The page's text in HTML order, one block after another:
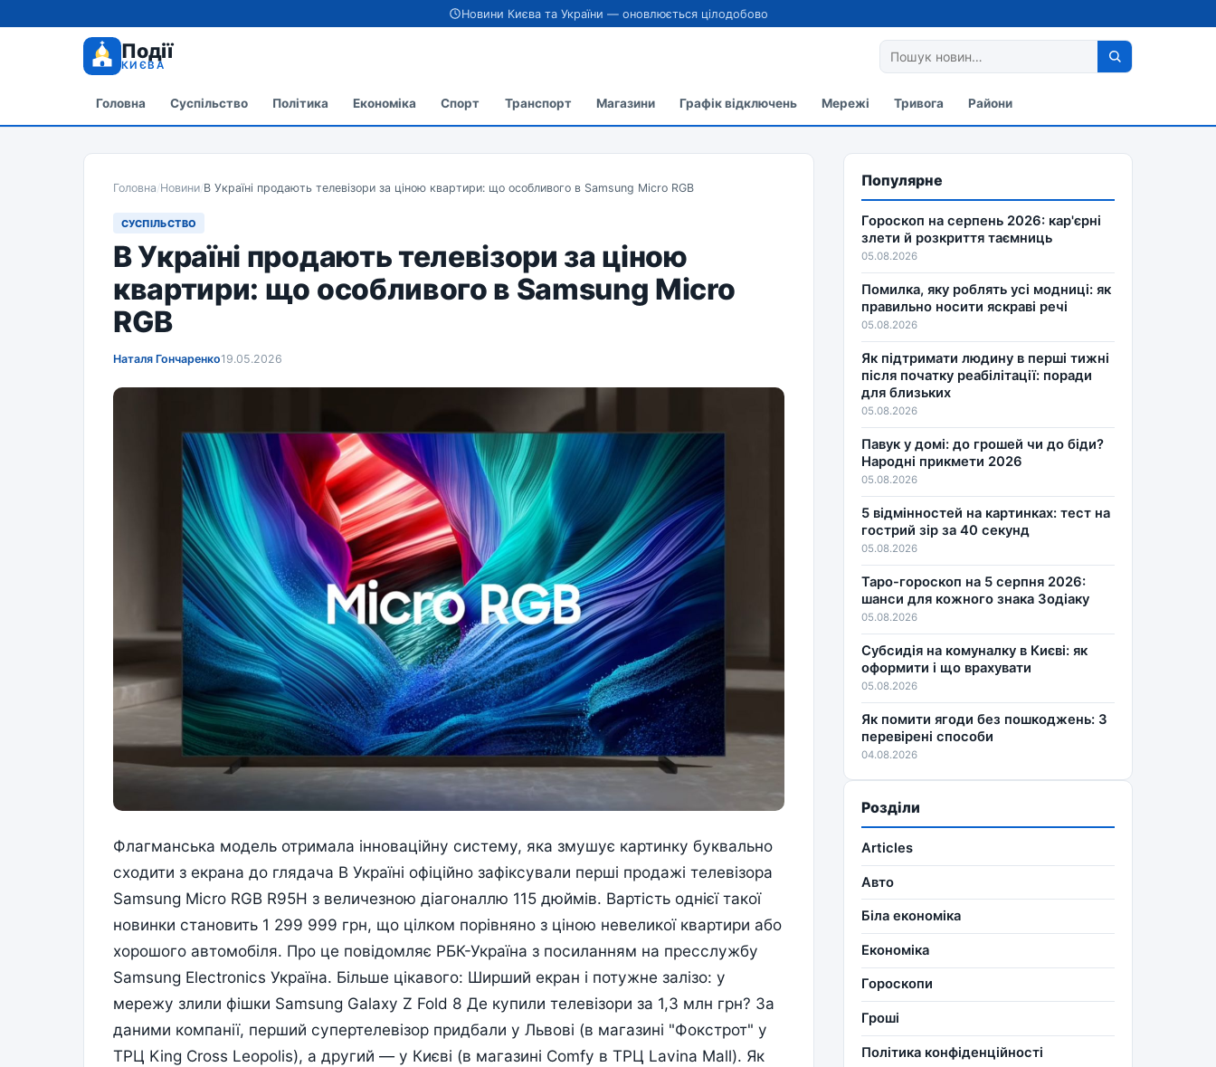
Новини Києва та України — оновлюється цілодобово
Події
КИЄВА
Головна Суспільство Політика Економіка Спорт Транспорт Магазини Графік відключень Мережі Тривога Райони
Головна/Новини/В Україні продають телевізори за ціною квартири: що особливого в Samsung Micro RGB
СУСПІЛЬСТВО
В Україні продають телевізори за ціною
квартири: що особливого в Samsung Micro
RGB
Наталя Гончаренко19.05.2026
Флагманська модель отримала інноваційну систему, яка змушує картинку буквально
сходити з екрана до глядача В Україні офіційно зафіксували перші продажі телевізора
Samsung Micro RGB R95H з величезною діагоналлю 115 дюймів. Вартість однієї такої
новинки становить 1 299 999 грн, що цілком порівняно з ціною невеликої квартири або
хорошого автомобіля. Про це повідомляє РБК-Україна з посиланням на пресслужбу
Samsung Electronics Україна. Більше цікавого: Ширший екран і потужне залізо: у
мережу злили фішки Samsung Galaxy Z Fold 8 Де купили телевізори за 1,3 млн грн? За
даними компанії, перший супертелевізор придбали у Львові (в магазині "Фокстрот" у
ТРЦ King Cross Leopolis), а другий — у Києві (в магазині Comfy в ТРЦ Lavina Mall). Як
Популярне
Гороскоп на серпень 2026: кар'єрні
злети й розкриття таємниць
05.08.2026
Помилка, яку роблять усі модниці: як
правильно носити яскраві речі
05.08.2026
Як підтримати людину в перші тижні
після початку реабілітації: поради
для близьких
05.08.2026
Павук у домі: до грошей чи до біди?
Народні прикмети 2026
05.08.2026
5 відмінностей на картинках: тест на
гострий зір за 40 секунд
05.08.2026
Таро-гороскоп на 5 серпня 2026:
шанси для кожного знака Зодіаку
05.08.2026
Субсидія на комуналку в Києві: як
оформити і що врахувати
05.08.2026
Як помити ягоди без пошкоджень: 3
перевірені способи
04.08.2026
Розділи
Articles
Авто
Біла економіка
Економіка
Гороскопи
Гроші
Політика конфіденційності